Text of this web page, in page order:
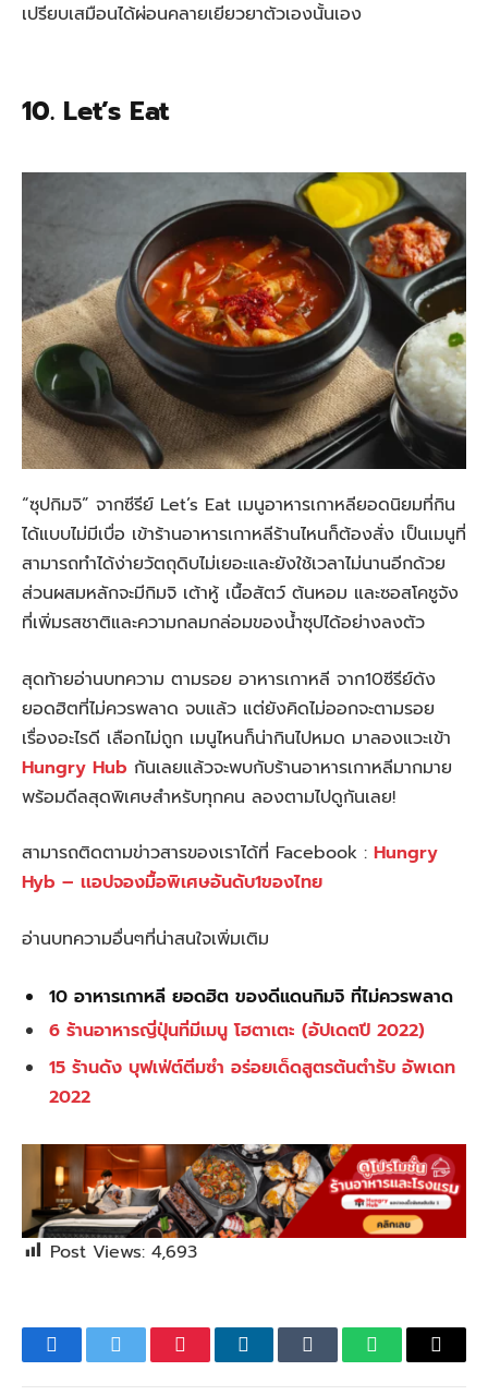
เปรียบเสมือนได้ผ่อนคลายเยียวยาตัวเองนั้นเอง
10. Let’s Eat
“ซุปกิมจิ” จากซีรีย์ Let’s Eat เมนูอาหารเกาหลียอดนิยมที่กิน
ได้แบบไม่มีเบื่อ เข้าร้านอาหารเกาหลีร้านไหนก็ต้องสั่ง เป็นเมนูที่
สามารถทำได้ง่ายวัตถุดิบไม่เยอะและยังใช้เวลาไม่นานอีกด้วย
ส่วนผสมหลักจะมีกิมจิ เต้าหู้ เนื้อสัตว์ ต้นหอม และซอสโคชูจัง
ที่เพิ่มรสชาติและความกลมกล่อมของน้ำซุปได้อย่างลงตัว
สุดท้ายอ่านบทความ ตามรอย อาหารเกาหลี จาก10ซีรีย์ดัง
ยอดฮิตที่ไม่ควรพลาด จบแล้ว แต่ยังคิดไม่ออกจะตามรอย
เรื่องอะไรดี เลือกไม่ถูก เมนูไหนก็น่ากินไปหมด มาลองแวะเข้า
Hungry Hub กันเลยแล้วจะพบกับร้านอาหารเกาหลีมากมาย
พร้อมดีลสุดพิเศษสำหรับทุกคน ลองตามไปดูกันเลย!
สามารถติดตามข่าวสารของเราได้ที่ Facebook : Hungry
Hyb – เเอปจองมื้อพิเศษอันดับ1ของไทย
อ่านบทความอื่นๆที่น่าสนใจเพิ่มเติม
10 อาหารเกาหลี ยอดฮิต ของดีแดนกิมจิ ที่ไม่ควรพลาด
6 ร้านอาหารญี่ปุ่นที่มีเมนู โฮตาเตะ (อัปเดตปี 2022)
15 ร้านดัง บุฟเฟ่ต์ติ่มซำ อร่อยเด็ดสูตรต้นตำรับ อัพเดท
2022
Post Views: 4,693
FacebookTwitterPinterestLinkedInTumblrWhatsApp
Email